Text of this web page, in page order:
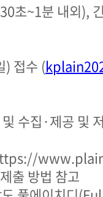
초~1분 내외),
) 접수 (
수집·제공 및
출 방법 참고